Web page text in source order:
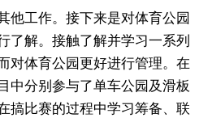
他工作。接下来是对体育公园
了解。接触了解并学习一系列
对体育公园更好进行管理。在
中分别参与了单车公园及滑板
搞比赛的过程中学习筹备、联